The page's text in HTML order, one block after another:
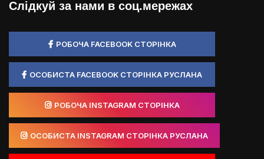
Слідкуй за нами в соц.мережах
РОБОЧА FACEBOOK СТОРІНКА
ОСОБИСТА FACEBOOK СТОРІНКА РУСЛАНА
РОБОЧА INSTAGRAM СТОРІНКА
ОСОБИСТА INSTAGRAM СТОРІНКА РУСЛАНА